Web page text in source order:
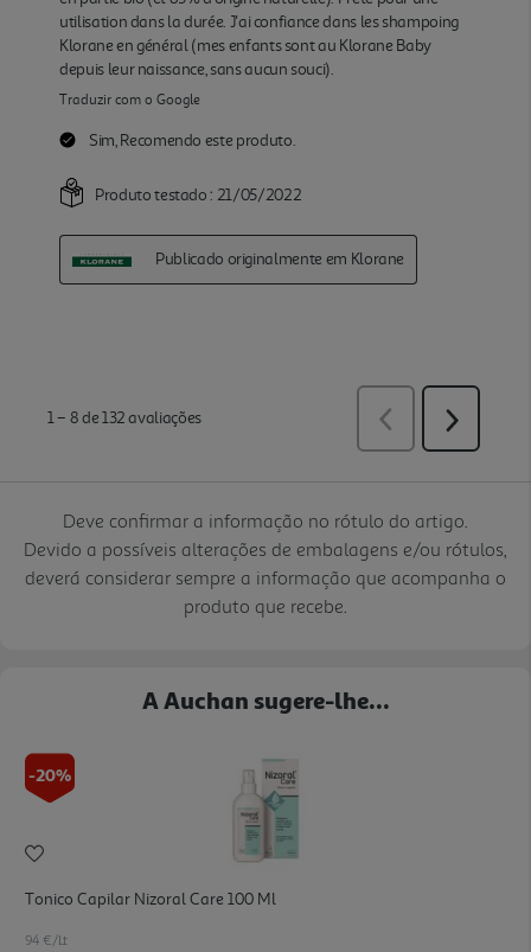
Deve confirmar a informação no rótulo do artigo.
Devido a possíveis alterações de embalagens e/ou rótulos,
deverá considerar sempre a informação que acompanha o
produto que recebe.
A Auchan sugere-lhe...
-20%
Tonico Capilar Nizoral Care 100 Ml
94 €/Lt